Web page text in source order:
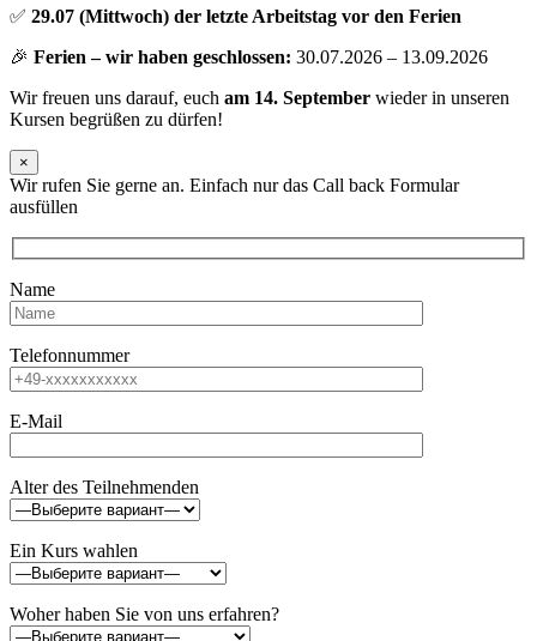
✅ 29.07 (Mittwoch) der letzte Arbeitstag vor den Ferien
🎉 Ferien – wir haben geschlossen: 30.07.2026 – 13.09.2026
Wir freuen uns darauf, euch am 14. September wieder in unseren
Kursen begrüßen zu dürfen!
×
Wir rufen Sie gerne an. Einfach nur das Call back Formular
ausfüllen
Name
Telefonnummer
E-Mail
Alter des Teilnehmenden
Ein Kurs wahlen
Woher haben Sie von uns erfahren?